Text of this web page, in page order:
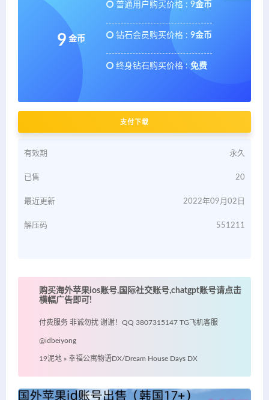
9 金币
普通用户购买价格 : 9金币
钻石会员购买价格 : 9金币
终身钻石购买价格 : 免费
支付下载
有效期 永久
已售 20
最近更新 2022年09月02日
解压码 551211
购买海外苹果ios账号,国际社交账号,chatgpt账号请点击
横幅广告即可!
付费服务 非诚勿扰 谢谢！QQ 3807315147 TG飞机客服
@idbeiyong
19泥地 » 幸福公寓物语DX/Dream House Days DX